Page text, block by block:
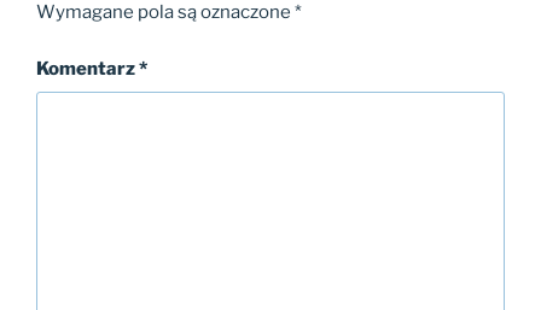
Wymagane pola są oznaczone *
Komentarz*